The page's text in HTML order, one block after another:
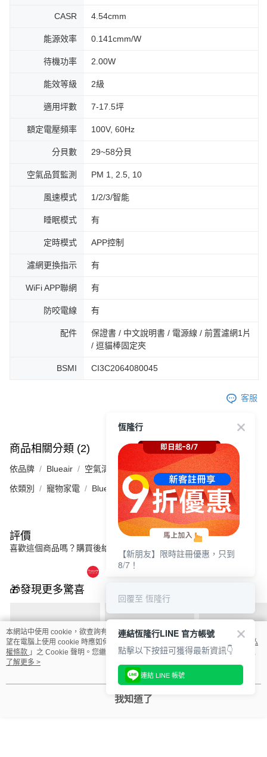
CASR 4.54cmm
能源效率 0.141cmm/W
待機功率 2.00W
能效等級 2級
適用坪數 7-17.5坪
額定電壓頻率 100V, 60Hz
分貝數 29~58分貝
空氣品質監測 PM 1, 2.5, 10
風速模式 1/2/3/智能
睡眠模式 有
定時模式 APP控制
濾網更換指示 有
WiFi APP聯網 有
防咬電線 有
配件
保證書 / 中文說明書 / 電源線 / 前置濾網1片
/ 逗貓棒固定夾
BSMI CI3C2064080045
客服
商品相關分類 (2)
依品牌 Blueair 空氣清淨機
依類別 寵物家電 Blueair
評價
喜歡這個商品嗎？購買後給他一個好評吧
🎁發現更多驚喜
【送超值三大配件】
本網站中使用 cookie，欲查詢有關本網站使用 cookie 方式之詳情，及若您不希
望在電腦上使用 cookie 時應如何變更電腦的 cookie 設定，請參閱本網站「
隱私
權條款 」之 Cookie 聲明。您繼續使用本網站即表示您同意本公司得按本網站使
用條款之 Cookie 聲明使用 cookie。
了解更多 >
我知道了
恆隆行
【新朋友】限時註冊優惠，只到
8/7！
回覆至 恆隆行
連結恆隆行LINE 官方帳號
點擊以下按鈕可獲得最新資訊👇
連結 LINE 帳號